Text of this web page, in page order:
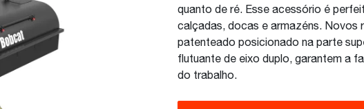
quanto de ré. Esse acessório é
calçadas, docas e armazéns. Novos
patenteado posicionado na parte
flutuante de eixo duplo, garantem a
do trabalho.